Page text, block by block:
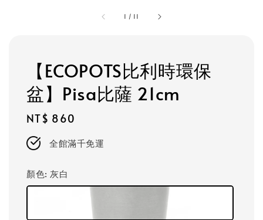
1 / 11
【ECOPOTS比利時環保
盆】Pisa比薩 21cm
Regular
price
NT$ 860
全館滿千免運
顏色: 灰白